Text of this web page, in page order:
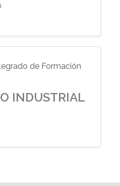
de Formación
INDUSTRIAL